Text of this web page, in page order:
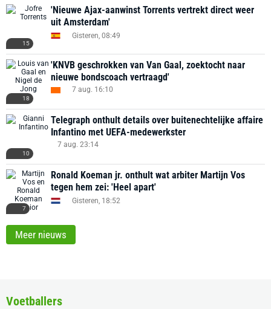
15
'Nieuwe Ajax-aanwinst Torrents vertrekt direct weer
uit Amsterdam'
Gisteren, 08:49
18
'KNVB geschrokken van Van Gaal, zoektocht naar
nieuwe bondscoach vertraagd'
7 aug. 16:10
10
Telegraph onthult details over buitenechtelijke affaire
Infantino met UEFA-medewerkster
7 aug. 23:14
7
Ronald Koeman jr. onthult wat arbiter Martijn Vos
tegen hem zei: 'Heel apart'
Gisteren, 18:52
Meer nieuws
Voetballers